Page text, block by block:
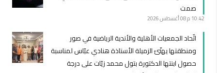
صمت
10:42 م 08 أغسطس 2026
اتّحاد الجمعيات الأهلية والأندية الرياضية في صور
ومنطقتها يهنّئ الزميلة الأستاذة هنادي عبّاس لمناسبة
حصول ابنتها الدكتورة بتول محمد زيّات على درجة